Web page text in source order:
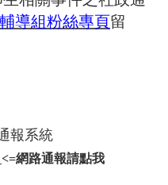
導組粉絲專頁留
報系統
<=網路通報請點我